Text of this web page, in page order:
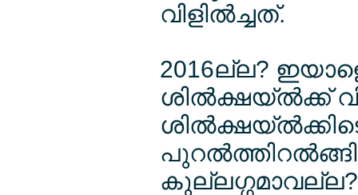
വിളില്‍ച്ചത്.
2016ല്ല?
ശില്‍ക്ഷയ്ല്‍ക്ക്